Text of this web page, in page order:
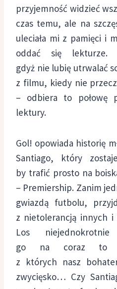
przyjemność widzieć
czas temu, ale na
uleciała mi z pamięci i
oddać się lekturze.
gdyż nie lubię utrwalać
z filmu, kiedy nie
– odbiera to połowę
lektury.
Gol! opowiada historię
Santiago, który
by trafić prosto na
– Premiership. Zanim
gwiazdą futbolu,
z nietolerancją innych i
Los
go na coraz to
z których nasz
zwycięsko… Czy